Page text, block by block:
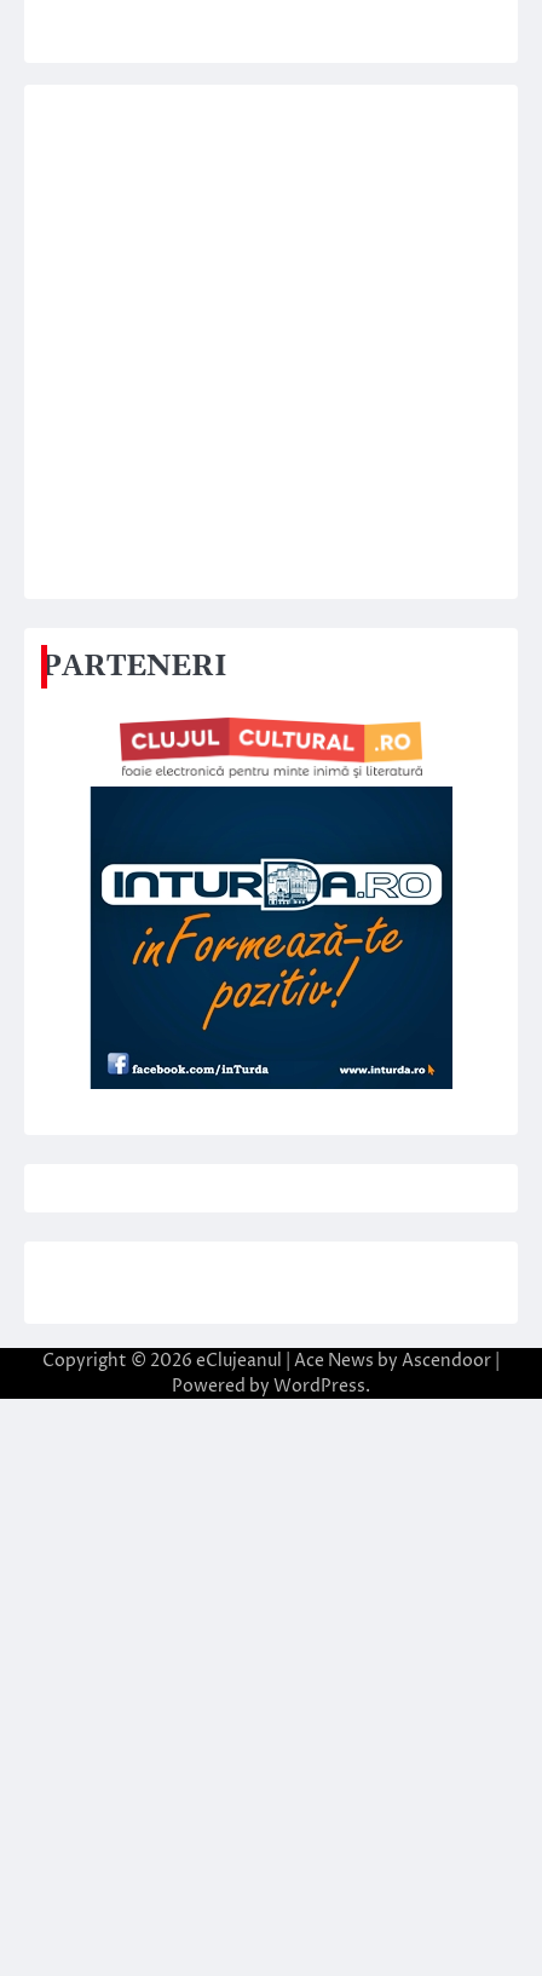
PARTENERI
Copyright © 2026 eClujeanul | Ace News by Ascendoor
Powered by WordPress.